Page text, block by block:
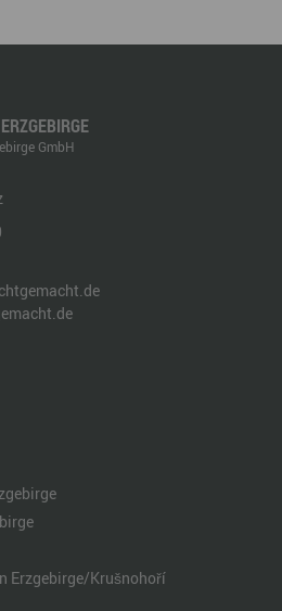
GmbH
Erzgebirge/Krušnohoří